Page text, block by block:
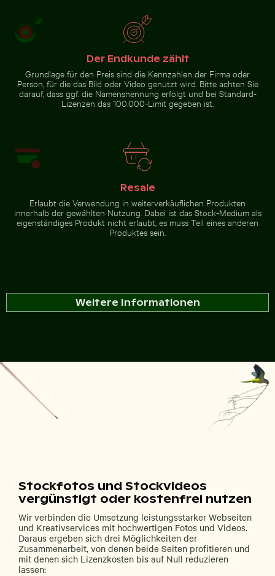
Der Endkunde zählt
Grundlage für den Preis sind die Kennzahlen der Firma oder
Person, für die das Bild oder Video genutzt wird. Bitte achten Sie
darauf, dass ggf. die Namensnennung erfolgt und bei Standard-
Lizenzen das 100.000-Limit gegeben ist.
Resale
Erlaubt die Verwendung in weiterverkäuflichen Produkten
innerhalb der gewählten Nutzung. Dabei ist das Stock-Medium als
eigenständiges Produkt nicht erlaubt, es muss Teil eines anderen
Produktes sein.
Weitere Informationen
Stockfotos und Stockvideos
vergünstigt oder kostenfrei nutzen
Wir verbinden die Umsetzung leistungsstarker Webseiten
und Kreativservices mit hochwertigen Fotos und Videos.
Daraus ergeben sich drei Möglichkeiten der
Zusammenarbeit, von denen beide Seiten profitieren und
mit denen sich Lizenzkosten bis auf Null reduzieren
lassen: